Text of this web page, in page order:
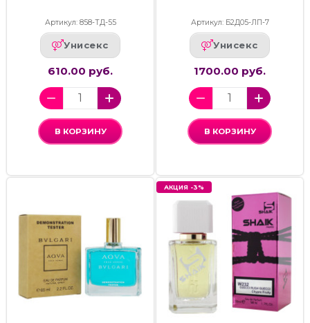
Артикул: 858-ТД-55
Унисекс
610.00 руб.
В КОРЗИНУ
Артикул: Б2Д05-ЛП-7
Унисекс
1700.00 руб.
В КОРЗИНУ
АКЦИЯ -3%